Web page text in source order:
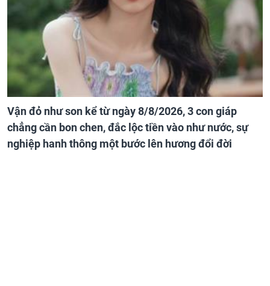
Vận đỏ như son kể từ ngày 8/8/2026, 3 con giáp
chẳng cần bon chen, đắc lộc tiền vào như nước, sự
nghiệp hanh thông một bước lên hương đổi đời